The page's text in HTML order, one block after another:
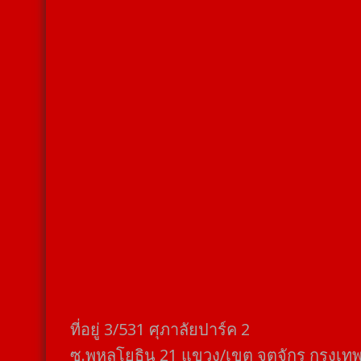
ที่อยู่​ 3/531​ ศุภาลัยปาร์ค​ 2
ซ.พหลโยธิน​ 21​ แขวง/เขต​ จตุจักร​ กรุงเท